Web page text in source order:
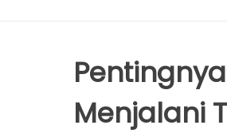
Menjalani